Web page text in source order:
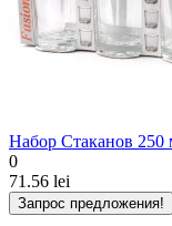
Набор Стаканов 250
0
71.56 lei
Запрос предложения!